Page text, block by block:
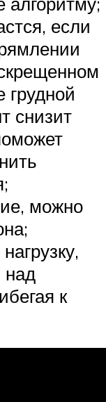
если
грудной
снизит
можно
над
к